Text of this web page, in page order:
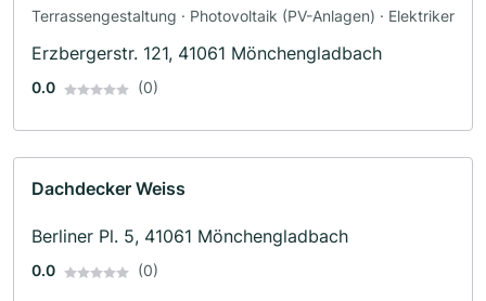
Terrassengestaltung · Photovoltaik (PV-Anlagen) · Elektriker
Erzbergerstr. 121, 41061 Mönchengladbach
0.0 (0)
Dachdecker Weiss
Berliner Pl. 5, 41061 Mönchengladbach
0.0 (0)